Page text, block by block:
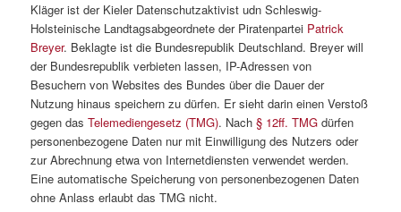
Kläger ist der Kieler Datenschutzaktivist udn Schleswig-
Holsteinische Landtagsabgeordnete der Piratenpartei Patrick
Breyer. Beklagte ist die Bundesrepublik Deutschland. Breyer will
der Bundesrepublik verbieten lassen, IP-Adressen von
Besuchern von Websites des Bundes über die Dauer der
Nutzung hinaus speichern zu dürfen. Er sieht darin einen Verstoß
gegen dasTelemediengesetz (TMG). Nach§ 12ff. TMG dürfen
personenbezogene Daten nur mit Einwilligung des Nutzers oder
zur Abrechnung etwa von Internetdiensten verwendet werden.
Eine automatische Speicherung von personenbezogenen Daten
ohne Anlass erlaubt das TMG nicht.